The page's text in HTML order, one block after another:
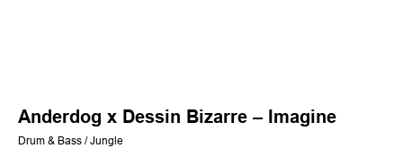
Anderdog x Dessin Bizarre – Imagine
Drum & Bass / Jungle